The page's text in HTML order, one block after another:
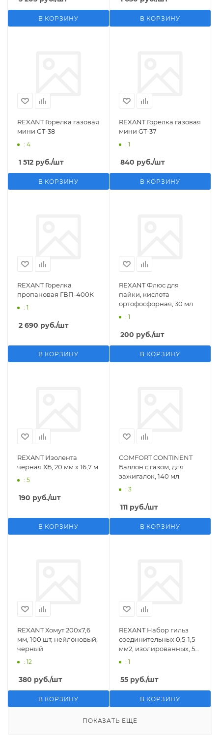
В КОРЗИНУ В КОРЗИНУ
REXANT Горелка газовая
мини GT-38
: 4
1 512 руб./шт
В КОРЗИНУ
REXANT Горелка газовая
мини GT-37
: 1
840 руб./шт
В КОРЗИНУ
REXANT Горелка
пропановая ГВП-400К
: 1
2 690 руб./шт
В КОРЗИНУ
REXANT Флюс для
пайки, кислота
ортофосфорная, 30 мл
: 1
200 руб./шт
В КОРЗИНУ
REXANT Изолента
черная ХБ, 20 мм х 16,7 м
: 5
190 руб./шт
В КОРЗИНУ
COMFORT CONTINENT
Баллон с газом, для
зажигалок, 140 мл
: 3
111 руб./шт
В КОРЗИНУ
REXANT Хомут 200х7,6
мм, 100 шт, нейлоновый,
черный
: 12
380 руб./шт
В КОРЗИНУ
REXANT Набор гильз
соединительных 0,5-1,5
мм2, изолированных, 5
: 1
55 руб./шт
В КОРЗИНУ
ПОКАЗАТЬ ЕЩЕ